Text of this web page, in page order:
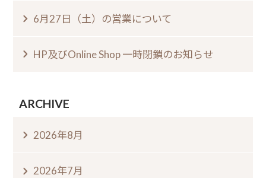
6月27日（土）の営業について
HP及びOnline Shop 一時閉鎖のお知らせ
ARCHIVE
2026年8月
2026年7月